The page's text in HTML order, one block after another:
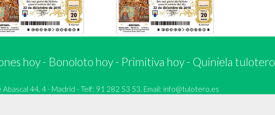
hoy- Bonoloto hoy- Primitiva hoy- Quiniela tulotero
44, 4 - Madrid - Telf: 91 282 53 53. Email: info@tulotero.es